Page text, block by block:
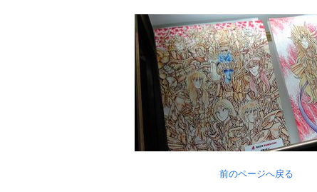
前のページへ戻る